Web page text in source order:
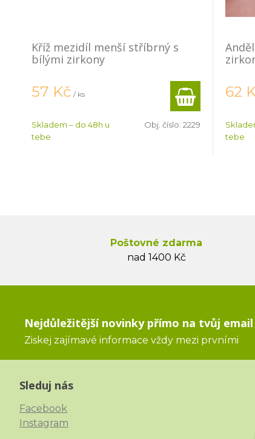
Kříž mezidíl menší stříbrný s
bílými zirkony
57 Kč / ks
Skladem – do 48h u
tebe
Obj. číslo: 2229
62
tebe
Poštovné zdarma
nad 1400 Kč
Nejdůležitější novinky přímo na tvůj email
Ziskej zajímavé informace vždy mezi prvními
Sleduj nás
Facebook
Instagram